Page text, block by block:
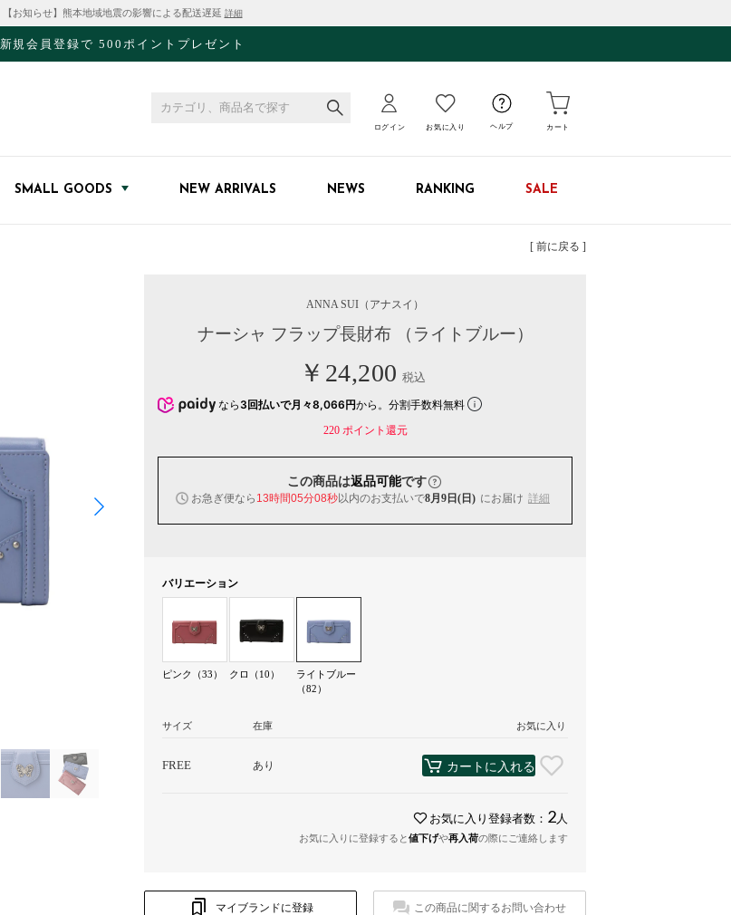
【お知らせ】熊本地域地震の影響による配送遅延 詳細
新規会員登録で 500ポイントプレゼント
ログイン お気に入り ヘルプ カート
SMALL GOODS NEW ARRIVALS NEWS RANKING SALE
[ 前に戻る ]
ANNA SUI （アナスイ）
ナーシャ フラップ長財布 （ライトブルー）
￥24,200 税込
なら 3回払いで月々8,066円から。分割手数料無料
220ポイント還元
この商品は返品可能です
お急ぎ便なら 13時間05分08秒以内のお支払いで8月9日(日) にお届け 詳細
バリエーション
ピンク（33） クロ（10）
ライトブルー
（82）
サイズ 在庫 お気に入り
FREE あり カートに入れる
お気に入り登録者数： 2 人
お気に入りに登録すると値下げや再入荷の際にご連絡します
マイブランドに登録 この商品に関するお問い合わせ